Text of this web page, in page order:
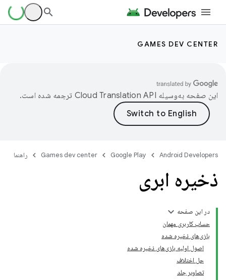
GAMES DEV CENTER
این صفحه به‌وسیله ترجمه شده است.
Android Developers
Google Play
Games dev center راهنما
ذخیره ابری
در این صفحه
حساب کاربری مهمان
بازی‌های ذخیره شده
اصول اولیه بازی‌های ذخیره شده
حل اختلاف
تصاویر جلد